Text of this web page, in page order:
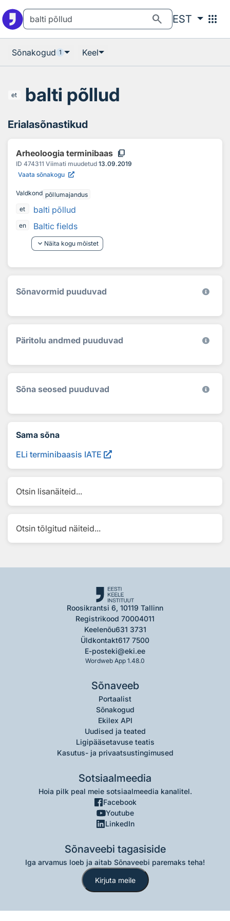
search EST apps
Sõnakogud 1 Keel
et balti põllud
Erialasõnastikud
Arheoloogia terminibaas content_copy
ID 474311 Viimati muudetud 13.09.2019
Vaata sõnakogu
Valdkond põllumajandus
et
balti põllud
en
Baltic fields
keyboard_arrow_down Näita kogu mõistet
Sõnavormid puuduvad
Päritolu andmed puuduvad
Sõna seosed puuduvad
Sama sõna
ELi terminibaasis IATE
Otsin lisanäiteid...
Otsin tõlgitud näiteid...
Roosikrantsi 6, 10119 Tallinn
Registrikood 70004011
Keelenõu631 3731
Üldkontakt617 7500
E-posteki@eki.ee
Wordweb App 1.48.0
Sõnaveeb
Portaalist
Sõnakogud
Ekilex API
Uudised ja teated
Ligipääsetavuse teatis
Kasutus- ja privaatsustingimused
Sotsiaalmeedia
Hoia pilk peal meie sotsiaalmeedia kanalitel.
Facebook
Youtube
LinkedIn
Sõnaveebi tagasiside
Iga arvamus loeb ja aitab Sõnaveebi paremaks teha!
Kirjuta meile